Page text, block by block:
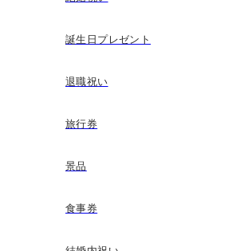
誕生日プレゼント
退職祝い
旅行券
景品
食事券